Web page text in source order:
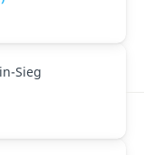
Sieg